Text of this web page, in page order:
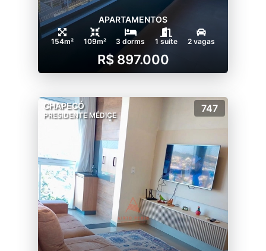
APARTAMENTOS
154m² 109m² 3 dorms 1 suíte 2 vagas
R$ 897.000
CHAPECÓ
PRESIDENTE MÉDICE
747